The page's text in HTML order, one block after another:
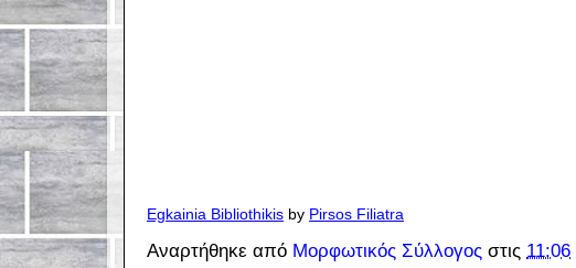
Egkainia Bibliothikis by Pirsos Filiatra
Αναρτήθηκε από Μορφωτικός Σύλλογος στις 11:06